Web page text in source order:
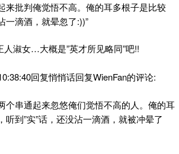
来批判俺觉悟不高。俺的耳多根子是比较
一滴酒，就晕忽了:))”
人淑女…大概是”英才所见略同”吧!!
回复悄悄话回复WienFan的评论:
个串通起来忽悠俺们觉悟不高的人。俺的耳
听到”实”话，还没沾一滴酒，就被冲晕了